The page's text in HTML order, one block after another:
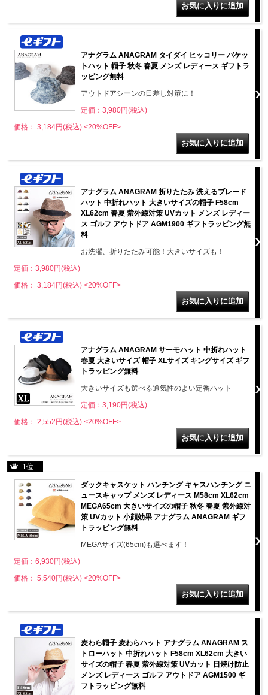
アナグラム ANAGRAM タイダイ ヒッコリー バケッ
トハット 帽子 秋冬 春夏 メンズ レディース ギフトラ
ッピング無料
アウトドアシーンの日差し対策に！
定価：3,980円(税込)
価格： 3,184円(税込) <20%OFF>
アナグラム ANAGRAM 折りたたみ 洗えるブレード
ハット 中折れハット 大きいサイズの帽子 F58cm
XL62cm 春夏 紫外線対策 UVカット メンズ レディー
ス ゴルフ アウトドア AGM1900 ギフトラッピング無
料
お洗濯、折りたたみ可能！大きいサイズも！
定価：3,980円(税込)
価格： 3,184円(税込) <20%OFF>
アナグラム ANAGRAM サーモハット 中折れハット
春夏 大きいサイズ 帽子 XLサイズ キングサイズ ギフ
トラッピング無料
大きいサイズも選べる通気性のよい定番ハット
定価：3,190円(税込)
価格： 2,552円(税込) <20%OFF>
1位
ダックキャスケット ハンチング キャスハンチング ニ
ュースキャップ メンズ レディース M58cm XL62cm
MEGA65cm 大きいサイズの帽子 秋冬 春夏 紫外線対
策 UVカット 小顔効果 アナグラム ANAGRAM ギフ
トラッピング無料
MEGAサイズ(65cm)も選べます！
定価：6,930円(税込)
価格： 5,540円(税込) <20%OFF>
麦わら帽子 麦わらハット アナグラム ANAGRAM ス
トローハット 中折れハット F58cm XL62cm 大きい
サイズの帽子 春夏 紫外線対策 UVカット 日焼け防止
メンズ レディース ゴルフ アウトドア AGM1500 ギ
フトラッピング無料